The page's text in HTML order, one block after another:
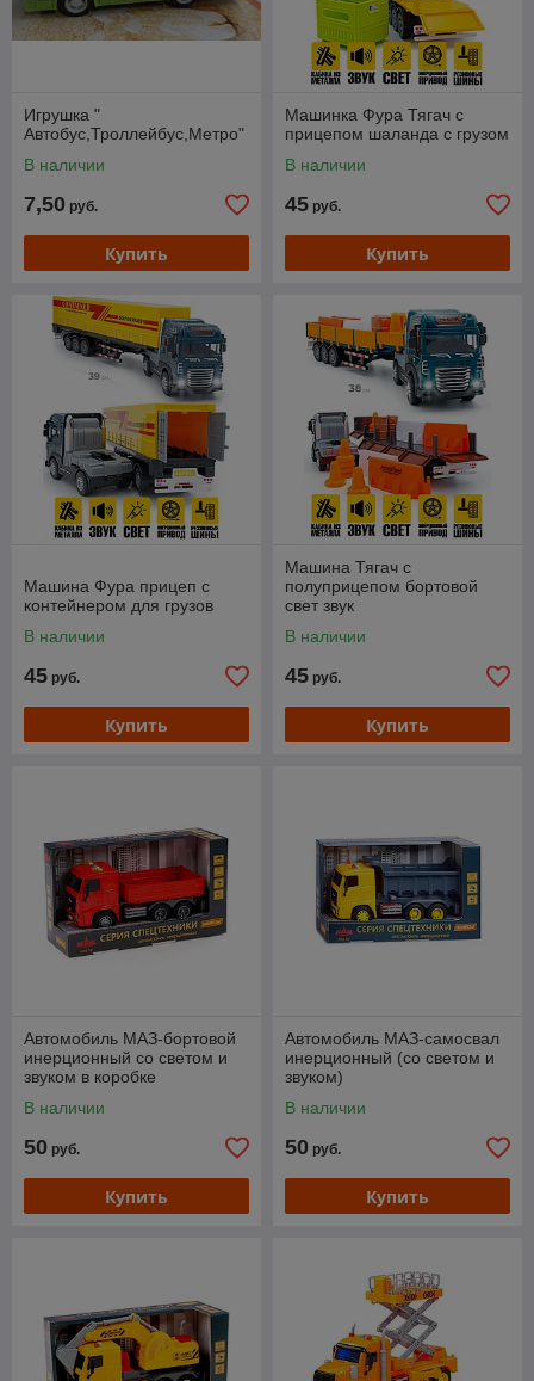
Игрушка "
Автобус,Троллейбус,Метро"
В наличии
7,50 руб.
Купить
Машинка Фура Тягач с
прицепом шаланда с грузом
В наличии
45 руб.
Купить
Машина Фура прицеп с
контейнером для грузов
В наличии
45 руб.
Купить
Машина Тягач с
полуприцепом бортовой
свет звук
В наличии
45 руб.
Купить
Автомобиль МАЗ-бортовой
инерционный со светом и
звуком в коробке
В наличии
50 руб.
Купить
Автомобиль МАЗ-самосвал
инерционный (со светом и
звуком)
В наличии
50 руб.
Купить